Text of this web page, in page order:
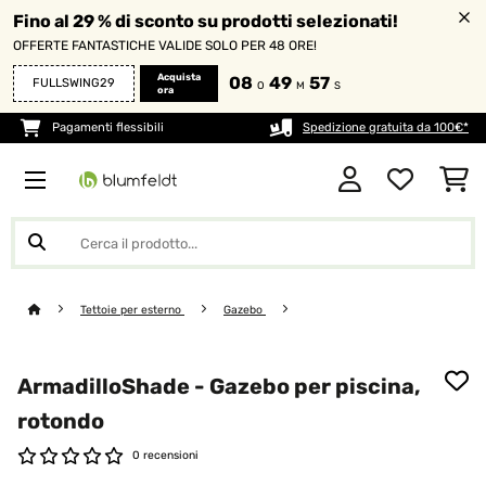
Fino al 29 % di sconto su prodotti selezionati!
OFFERTE FANTASTICHE VALIDE SOLO PER 48 ORE!
FULLSWING29
Acquista
ora
08 O 49 M 57 S
Pagamenti flessibili Spedizione gratuita da 100€*
Tettoie per esterno Gazebo
ArmadilloShade - Gazebo per piscina,
rotondo
0 recensioni